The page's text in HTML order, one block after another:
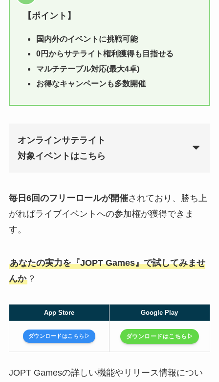
【ポイント】
国内外のイベントに挑戦可能
0円からサテライト権利獲得も目指せる
マルチテーブル対応(最大4卓)
お得なキャンペーンも多数開催
オンラインサテライト
対象イベントはこちら
毎日6回のフリーロールが開催されており、勝ち上
がればライブイベントへの参加権が獲得できま
す。
あなたの実力を『JOPT Games』で試してみませ
んか？
App Store Google Play
ダウンロードはこちら▷ ダウンロードはこちら▷
JOPT Gamesの詳しい機能やリリース情報につい